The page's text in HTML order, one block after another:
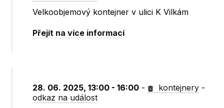
Velkoobjemový kontejner v ulici K Vilkám
Přejít na více informací
28. 06. 2025, 13:00 - 16:00 - kontejnery -
odkaz na událost